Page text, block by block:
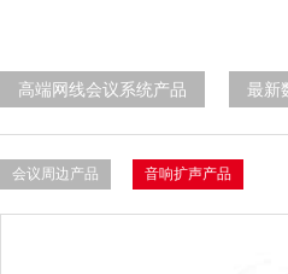
高端网线会议系统产品 最新
会议周边产品 音响扩声产品